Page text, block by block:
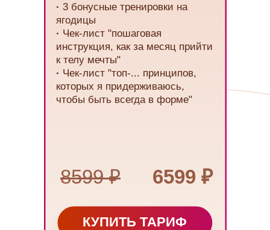
КУПИТЬ ТАРИФ
8599 ₽ 6599 ₽
· 3 бонусные тренировки на
ягодицы
· Чек-лист "пошаговая
инструкция, как за месяц прийти
к телу мечты"
· Чек-лист "топ-... принципов,
которых я придерживаюсь,
чтобы быть всегда в форме"